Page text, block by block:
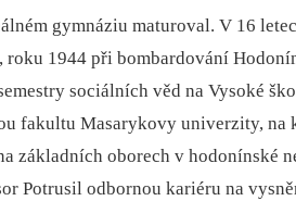
gymnáziu maturoval. V 16
roku 1944 při bombardování
sociálních věd na Vysoké
fakultu Masarykovy univerzity, na
základních oborech v hodonínské
Potrusil odbornou kariéru na